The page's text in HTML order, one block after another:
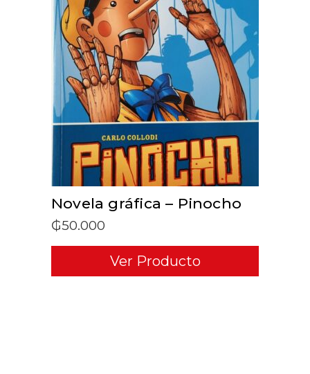
ADD TO CART
Novela gráfica – Pinocho
₲50.000
Ver Producto